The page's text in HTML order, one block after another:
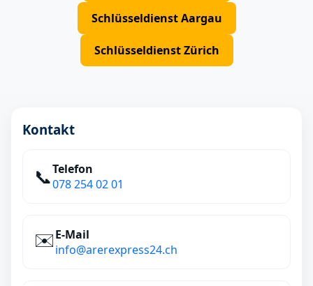
Schlüsseldienst Aargau
Schlüsseldienst Zürich
Kontakt
📞Telefon
078 254 02 01
✉️E‑Mail
info@arerexpress24.ch